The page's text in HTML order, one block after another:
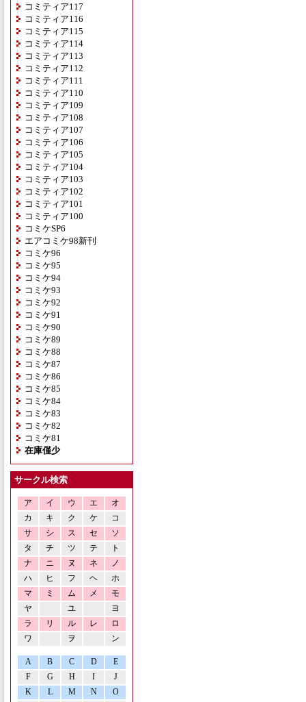
コミティア117
コミティア116
コミティア115
コミティア114
コミティア113
コミティア112
コミティア111
コミティア110
コミティア109
コミティア108
コミティア107
コミティア106
コミティア105
コミティア104
コミティア103
コミティア102
コミティア101
コミティア100
コミケSP6
エアコミケ98新刊
コミケ96
コミケ95
コミケ94
コミケ93
コミケ92
コミケ91
コミケ90
コミケ89
コミケ88
コミケ87
コミケ86
コミケ85
コミケ84
コミケ83
コミケ82
コミケ81
在庫僅少
サークル検索
ア イ ウ エ
オ
カ
キ ク ケ
コ
サ
シ ス セ
ソ
タ
チ ツ テ
ト
ナ
ニ ヌ ネ
ノ
ハ
ヒ フ ヘ
ホ
マ
ミ ム メ
モ
ヤ
ユ
ヨ
ラ
リ ル レ
ロ
ワ
ヲ ン
A B C D
E
F
G H I
J
K
L M N O